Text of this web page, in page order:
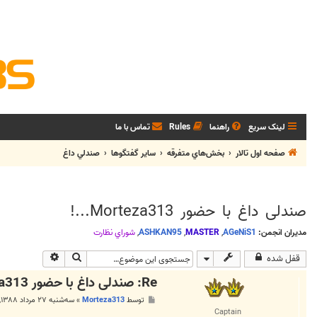
لینک سریع راهنما Rules
تماس با ما
صفحه اول تالار
بخش‌‌هاي متفرقه ساير گفتگوها صندلي داغ
صندلی داغ با حضور Morteza313...!
مدیران انجمن: AGeNiS1
,
MASTER
,
ASHKAN95
,شوراي نظارت
قفل شده جستجو
Captain
Re: صندلی داغ با حضور Morteza313...!
توسطMorteza313
»سه‌شنبه ۲۷ مرداد ۱۳۸۸, ۷:۵۳ ب.ظ